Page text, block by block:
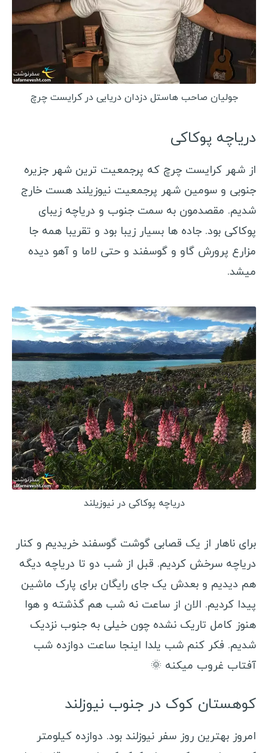
جولیان صاحب هاستل دزدان دریایی در کرایست چرچ
دریاچه پوکاکی
از شهر کرایست چرچ که پرجمعیت ترین شهر جزیره
جنوبی و سومین شهر پرجمعیت نیوزیلند هست خارج
شدیم. مقصدمون به سمت جنوب و دریاچه زیبای
پوکاکی بود. جاده ها بسیار زیبا بود و تقریبا همه جا
مزارع پرورش گاو و گوسفند و حتی لاما و آهو دیده
میشد.
دریاچه پوکاکی در نیوزیلند
برای ناهار از یک قصابی گوشت گوسفند خریدیم و کنار
دریاچه سرخش کردیم. قبل از شب دو تا دریاچه دیگه
هم دیدیم و بعدش یک جای رایگان برای پارک ماشین
پیدا کردیم. الان از ساعت نه شب هم گذشته و هوا
هنوز کامل تاریک نشده چون خیلی به جنوب نزدیک
شدیم. فکر کنم شب یلدا اینجا ساعت دوازده شب
آفتاب غروب میکنه 🌞
کوهستان کوک در جنوب نیوزلند
امروز بهترین روز سفر نیوزلند بود. دوازده کیلومتر